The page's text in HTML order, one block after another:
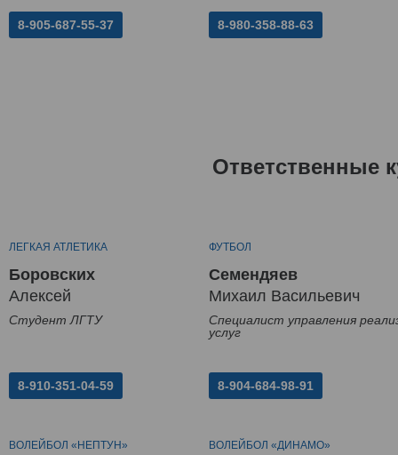
8-905-687-55-37 8-980-358-88-63
Ответственные
ЛЕГКАЯ АТЛЕТИКА
Боровских
Алексей
Студент ЛГТУ
8-910-351-04-59
ФУТБОЛ
Семендяев
Михаил Васильевич
Специалист управления
услуг
8-904-684-98-91
ВОЛЕЙБОЛ «НЕПТУН» ВОЛЕЙБОЛ «ДИНАМО»